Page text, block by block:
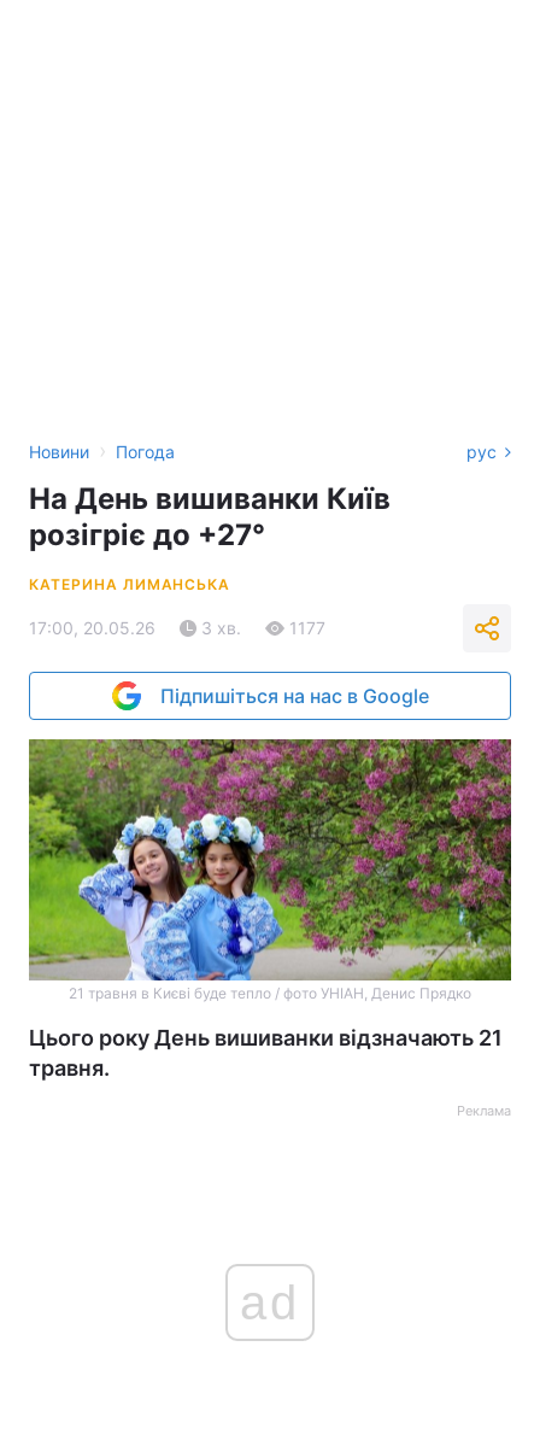
Новини › Погода рус
На День вишиванки Київ
розігріє до +27°
КАТЕРИНА ЛИМАНСЬКА
17:00, 20.05.26 3 хв. 1177
Підпишіться на нас в Google
21 травня в Києві буде тепло / фото УНІАН, Денис Прядко
Цього року День вишиванки відзначають 21
травня.
Реклама
ad